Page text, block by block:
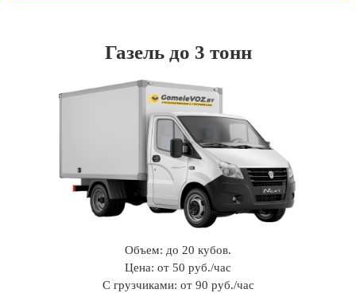
Газель до 3 тонн
Объем: до 20 кубов.
Цена: от 50 руб./час
С грузчиками: от 90 руб./час